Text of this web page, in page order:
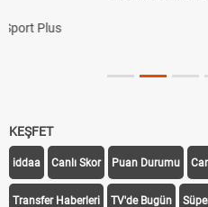
Transfer Haberleri TV'de Bugün
iddaa Programı Galatasaray